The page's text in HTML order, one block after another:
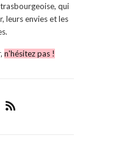
qui
leurs envies et les
n'hésitez pas !